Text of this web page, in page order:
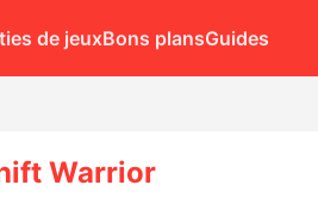
de jeuxBons plansGuides
Warrior